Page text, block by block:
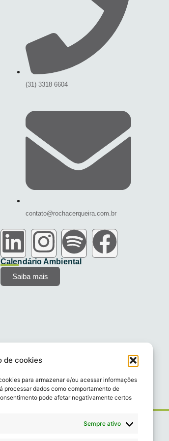
de cookies
para armazenar e/ou acessar informações
processar dados como comportamento de
pode afetar negativamente certos
Sempre ativo
(31) 3318 6604
contato@rochacerqueira.com.br
Calendário Ambiental
Saiba mais